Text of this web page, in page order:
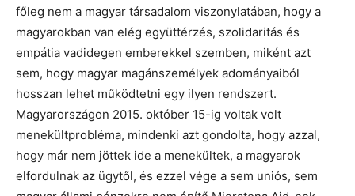
főleg nem a magyar társadalom viszonylatában, hogy a
magyarokban van elég együttérzés, szolidaritás és
empátia vadidegen emberekkel szemben, miként azt
sem, hogy magyar magánszemélyek adományaiból
hosszan lehet működtetni egy ilyen rendszert.
Magyarországon 2015. október 15-ig voltak volt
menekültprobléma, mindenki azt gondolta, hogy azzal,
hogy már nem jöttek ide a menekültek, a magyarok
elfordulnak az ügytől, és ezzel vége a sem uniós, sem